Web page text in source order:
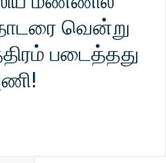
வென்று
படைத்தது